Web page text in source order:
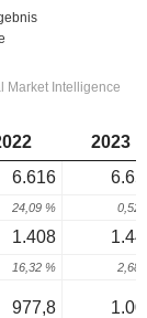
2023
6.616
24,09 % 0,52
1.408
16,32 % 2,68
977,8